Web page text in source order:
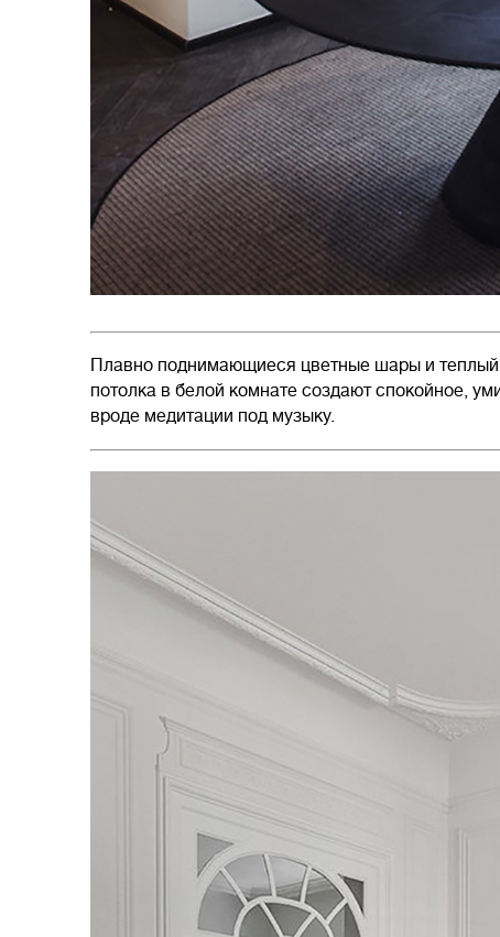
Плавно поднимающиеся цветные шары и
потолка в белой комнате создают спокойное,
вроде медитации под музыку.